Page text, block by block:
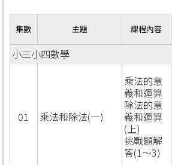
集數 主題 課程內容
小三小四數學
01 乘法和除法(一)
乘法的意
義和運算
除法的意
義和運算
(上)
挑戰題解
答(1～3)